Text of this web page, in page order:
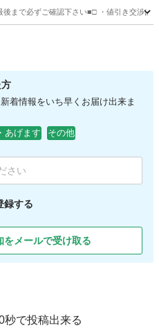
まで必ずご確認下さい■□ ・値引き交渉
着情報をいち早くお届け出来ま
あげます その他
録する
をメールで受け取る
秒で投稿出来る